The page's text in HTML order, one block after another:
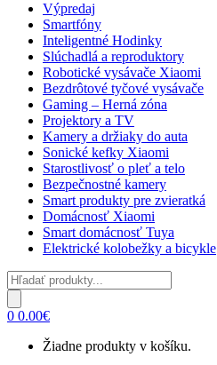
Výpredaj
Smartfóny
Inteligentné Hodinky
Slúchadlá a reproduktory
Robotické vysávače Xiaomi
Bezdrôtové tyčové vysávače
Gaming – Herná zóna
Projektory a TV
Kamery a držiaky do auta
Sonické kefky Xiaomi
Starostlivosť o pleť a telo
Bezpečnostné kamery
Smart produkty pre zvieratká
Domácnosť Xiaomi
Smart domácnosť Tuya
Elektrické kolobežky a bicykle
Products
search
0 0.00€
Žiadne produkty v košíku.